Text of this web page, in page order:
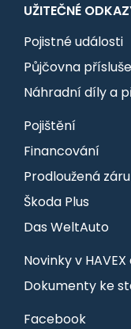
UŽITEČNÉ
Pojistné události
Půjčovna
Náhradní díly a
Pojištění
Financování
Prodloužená
Škoda Plus
Das WeltAuto
Novinky v
Dokumenty ke
Facebook